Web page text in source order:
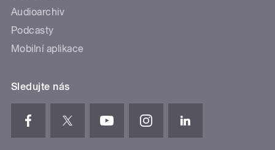
Audioarchiv
Podcasty
Mobilní aplikace
Sledujte nás